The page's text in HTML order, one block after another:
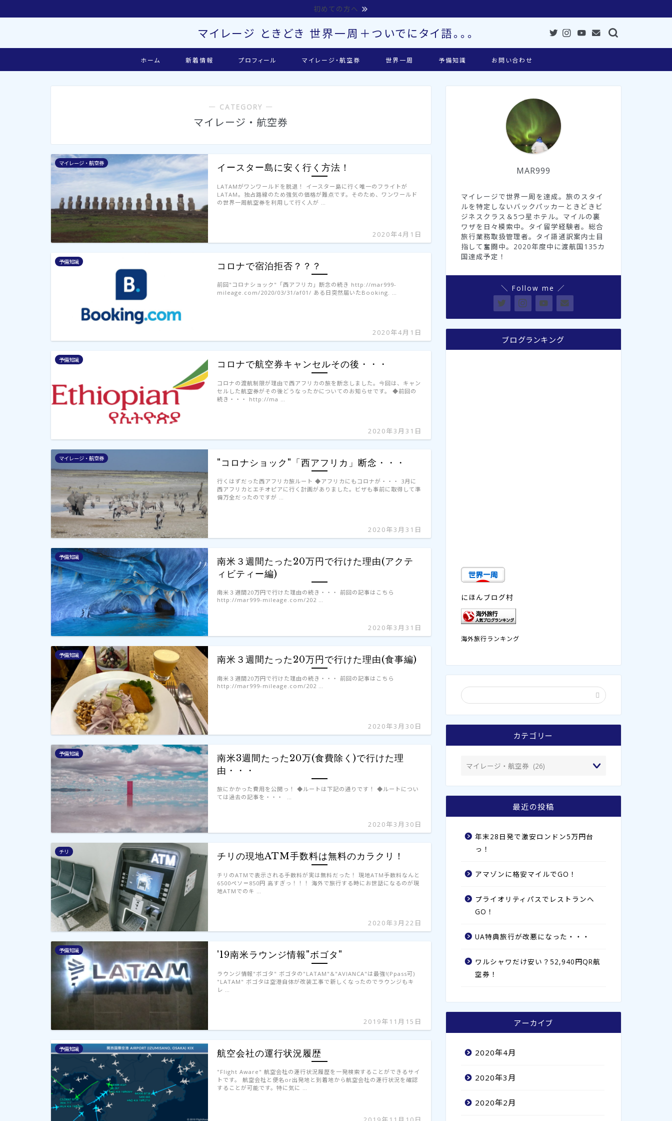
初めての方へ
マイレージ ときどき 世界一周＋ついでにタイ語。。。
ホーム 新着情報 プロフィール マイレージ・航空券 世界一周 予備知識 お問い合わせ
― CATEGORY ―
マイレージ・航空券
マイレージ・航空券 イースター島に安く行く方法！
2020年4月1日
LATAMがワンワールドを脱退！ イースター島に行く唯一のフライトが
LATAM。独占路線のため強気の価格が難点です。そのため、ワンワールド
の世界一周航空券を利用して行く人が …
予備知識 コロナで宿泊拒否？？？
2020年4月1日
前回"コロナショック"「西アフリカ」断念の続き http://mar999-
mileage.com/2020/03/31/af01/ ある日突然届いたBooking. …
予備知識 コロナで航空券キャンセルその後・・・
2020年3月31日
コロナの渡航制限が理由で西アフリカの旅を断念しました。今回は、キャン
セルした航空券がその後どうなったかについてのお知らせです。 ◆前回の
続き・・・ http://ma …
マイレージ・航空券 "コロナショック"「西アフリカ」断念・・・
2020年3月31日
行くはずだった西アフリカ旅ルート ◆アフリカにもコロナが・・・ 3月に
西アフリカとエチオピアに行く計画がありました。ビザも事前に取得して準
備万全だったのですが …
予備知識
南米３週間たった20万円で行けた理由(アクテ
ィビティー編)
2020年3月31日
南米３週間20万円で行けた理由の続き・・・ 前回の記事はこちら
http://mar999-mileage.com/202 …
予備知識 南米３週間たった20万円で行けた理由(食事編)
2020年3月30日
南米３週間20万円で行けた理由の続き・・・ 前回の記事はこちら
http://mar999-mileage.com/202 …
予備知識
南米3週間たった20万(食費除く)で行けた理
由・・・
2020年3月30日
旅にかかった費用を公開っ！ ◆ルートは下記の通りです！ ◆ルートについ
ては過去の記事を・・・ …
チリ チリの現地ATM手数料は無料のカラクリ！
2020年3月22日
チリのATMで表示される手数料が実は無料だった！ 現地ATM手数料なんと
6500ペソ＝850円 高すぎっ！！！ 海外で旅行する時にお世話になるのが現
地ATMでのキ …
予備知識 '19南米ラウンジ情報"ボゴタ"
2019年11月15日
ラウンジ情報"ボゴタ" ボゴタの"LATAM"&"AVIANCA"は最強!(Ppass可)
"LATAM" ボゴタは空港自体が改装工事で新しくなったのでラウンジもキ
レ …
予備知識 航空会社の運行状況履歴
"Flight Aware" 航空会社の運行状況履歴を一発検索することができるサイ
トです。 航空会社と便名or出発地と到着地から航空会社の運行状況を確認
することが可能です。特に気に …
MAR999
マイレージで世界一周を達成。旅のスタイ
ルを特定しないバックパッカーときどきビ
ジネスクラス＆5つ星ホテル。マイルの裏
ワザを日々模索中。タイ留学経験者。総合
旅行業務取扱管理者。タイ語通訳案内士目
指して奮闘中。2020年度中に渡航国135カ
国達成予定！
＼ Follow me ／
ブログランキング
にほんブログ村
海外旅行ランキング
カテゴリー
最近の投稿
年末28日発で激安ロンドン5万円台
っ！
アマゾンに格安マイルでGO！
プライオリティパスでレストランへ
GO！
UA特典旅行が改悪になった・・・
ワルシャワだけ安い？52,940円QR航
空券！
アーカイブ
2020年4月
2020年3月
2020年2月